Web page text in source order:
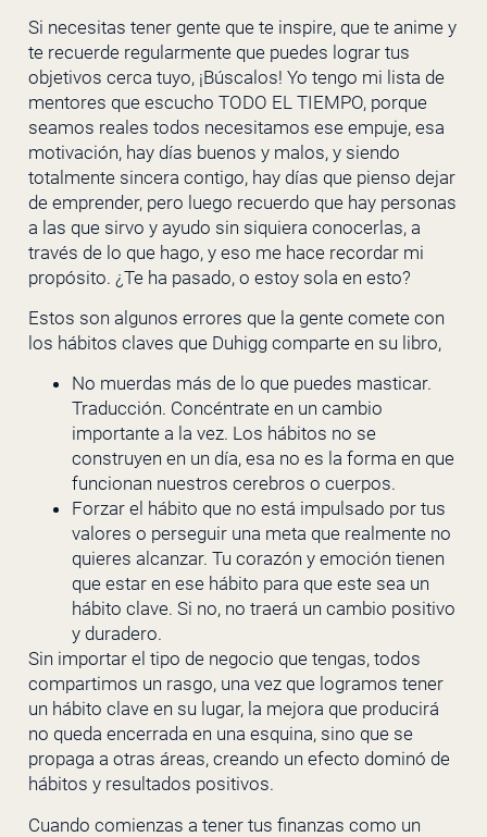
Si necesitas tener gente que te inspire, que te anime y
te recuerde regularmente que puedes lograr tus
objetivos cerca tuyo, ¡Búscalos! Yo tengo mi lista de
mentores que escucho TODO EL TIEMPO, porque
seamos reales todos necesitamos ese empuje, esa
motivación, hay días buenos y malos, y siendo
totalmente sincera contigo, hay días que pienso dejar
de emprender, pero luego recuerdo que hay personas
a las que sirvo y ayudo sin siquiera conocerlas, a
través de lo que hago, y eso me hace recordar mi
propósito. ¿Te ha pasado, o estoy sola en esto?
Estos son algunos errores que la gente comete con
los hábitos claves que Duhigg comparte en su libro,
No muerdas más de lo que puedes masticar.
Traducción. Concéntrate en un cambio
importante a la vez. Los hábitos no se
construyen en un día, esa no es la forma en que
funcionan nuestros cerebros o cuerpos.
Forzar el hábito que no está impulsado por tus
valores o perseguir una meta que realmente no
quieres alcanzar. Tu corazón y emoción tienen
que estar en ese hábito para que este sea un
hábito clave. Si no, no traerá un cambio positivo
y duradero.
Sin importar el tipo de negocio que tengas, todos
compartimos un rasgo, una vez que logramos tener
un hábito clave en su lugar, la mejora que producirá
no queda encerrada en una esquina, sino que se
propaga a otras áreas, creando un efecto dominó de
hábitos y resultados positivos.
Cuando comienzas a tener tus finanzas como un